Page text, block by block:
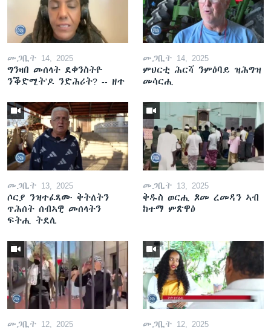
መጋቢት 14, 2025
ግንዛበ መሰላት ደቀንስትዮ
ንቕድሚት'ዶ ንድሕሪት? -- ዘተ
መጋቢት 14, 2025
ምህርቲ ሕርሻ ንምዕባይ ዝሕግዝ
መሳርሒ
መጋቢት 13, 2025
ሶርያ ንዝተፈጸሙ ቅትለትን
ጥሕሰት ሰብኣዊ መሰላትን
ፍትሒ ትደሊ
መጋቢት 13, 2025
ቅዱስ ወርሒ ጾመ ረመዳን ኣብ
ከተማ ምጽዋዕ
መጋቢት 12, 2025 መጋቢት 12, 2025